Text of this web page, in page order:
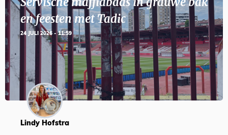
en feesten met Tadic
24 JULI 2026 - 11:59
Lindy Hofstra